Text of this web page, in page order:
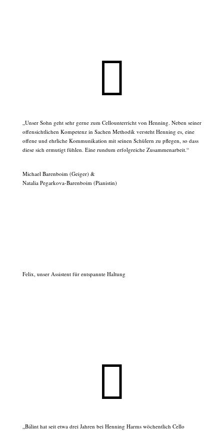

„Unser Sohn geht sehr gerne zum Cellounterricht von Henning. Neben seiner
offensichtlichen Kompetenz in Sachen Methodik versteht Henning es, eine
offene und ehrliche Kommunikation mit seinen Schülern zu pflegen, so dass
diese sich ermutigt fühlen. Eine rundum erfolgreiche Zusammenarbeit.“
Michael Barenboim (Geiger) &
Natalia Pegarkova-Barenboim (Pianistin)
Felix, unser Assistent für entspannte Haltung

„Bálint hat seit etwa drei Jahren bei Henning Harms wöchentlich Cello